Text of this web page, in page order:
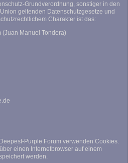
Grundverordnung, sonstiger in den
geltenden Datenschutzgesetze und
Charakter ist das:
Manuel Tondera)
Purple Forum verwenden Cookies.
einen Internetbrowser auf einem
werden.